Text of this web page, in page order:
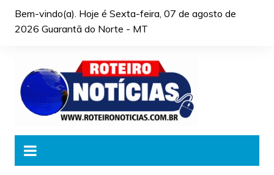
Bem-vindo(a). Hoje é Sexta-feira, 07 de agosto de
2026 Guarantã do Norte - MT